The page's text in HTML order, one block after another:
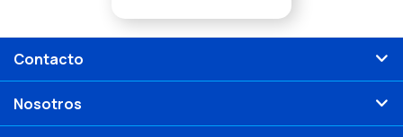
Contacto
Nosotros